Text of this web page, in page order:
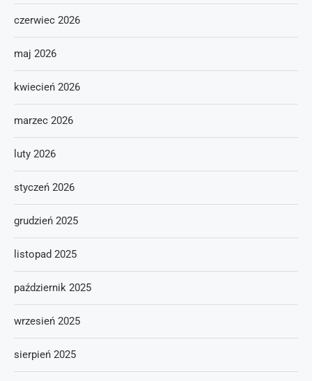
czerwiec 2026
maj 2026
kwiecień 2026
marzec 2026
luty 2026
styczeń 2026
grudzień 2025
listopad 2025
październik 2025
wrzesień 2025
sierpień 2025